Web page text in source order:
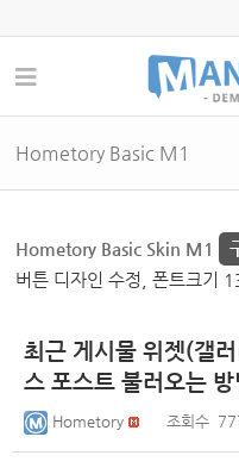
Hometory Basic M1
Hometory Basic Skin M1
버튼 디자인 수정, 폰트크기
최근 게시물 위젯(갤
스 포스트 불러오는 방
Hometory 조회수